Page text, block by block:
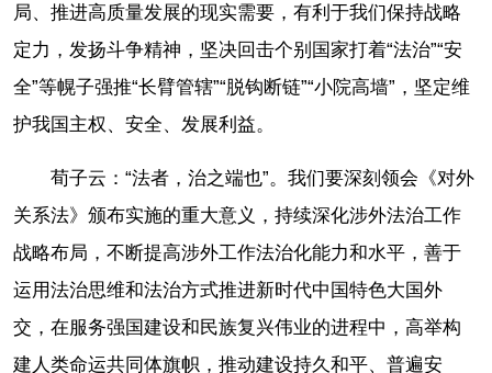
局、推进高质量发展的现实需要，有利于我们保持战略
定力，发扬斗争精神，坚决回击个别国家打着“法治”“安
全”等幌子强推“长臂管辖”“脱钩断链”“小院高墙”，坚定维
护我国主权、安全、发展利益。
荀子云：“法者，治之端也”。我们要深刻领会《对外
关系法》颁布实施的重大意义，持续深化涉外法治工作
战略布局，不断提高涉外工作法治化能力和水平，善于
运用法治思维和法治方式推进新时代中国特色大国外
交，在服务强国建设和民族复兴伟业的进程中，高举构
建人类命运共同体旗帜，推动建设持久和平、普遍安